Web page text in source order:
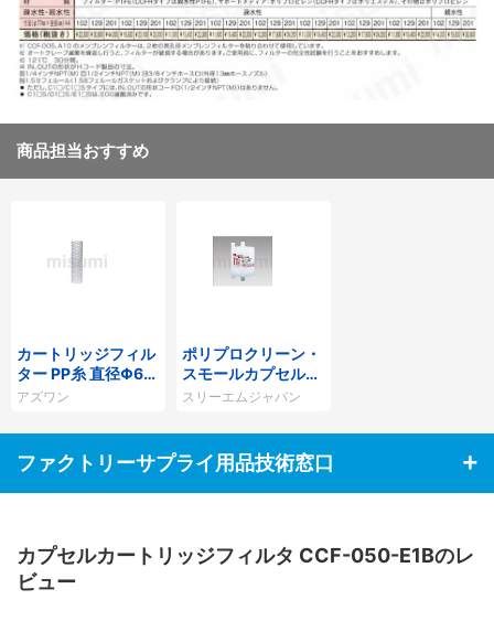
商品担当おすすめ
カートリッジフィル
ター PP糸 直径Φ65
mm
アズワン
ポリプロクリーン・
スモールカプセルフ
ィルター PPKシリー
ン
スリーエムジャパン
ファクトリーサプライ用品技術窓口
カプセルカートリッジフィルタ CCF-050-E1Bのレ
ビュー